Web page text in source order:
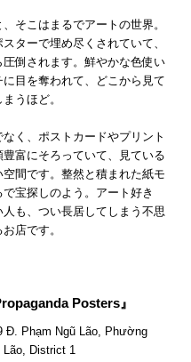
そこはまるでアートの世界。
ターで埋め尽くされていて、
倒されます。鮮やかな色使い
に目を奪われて、どこから見て
うほど。
く、ポストカードやプリント
富にそろっていて、見ている
空間です。整然と積まれた紙モ
で宝探しのよう。アート好き
人も、つい長居してしまう不思
店です。
Posters』
Đ. Phạm Ngũ Lão, Phường
Lão, District 1